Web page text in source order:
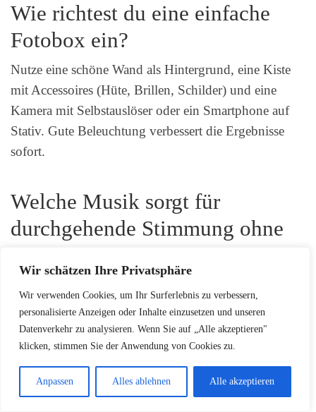
Wir schätzen Ihre Privatsphäre
Wir verwenden Cookies, um Ihr Surferlebnis zu verbessern,
personalisierte Anzeigen oder Inhalte einzusetzen und unseren
Datenverkehr zu analysieren. Wenn Sie auf „Alle akzeptieren"
klicken, stimmen Sie der Anwendung von Cookies zu.
Anpassen Alles ablehnen Alle akzeptieren
Wie richtest du eine einfache
Fotobox ein?
Nutze eine schöne Wand als Hintergrund, eine Kiste
mit Accessoires (Hüte, Brillen, Schilder) und eine
Kamera mit Selbstauslöser oder ein Smartphone auf
Stativ. Gute Beleuchtung verbessert die Ergebnisse
sofort.
Welche Musik sorgt für
durchgehende Stimmung ohne
Abendstimmung, Party Höhepunkt und Chill‑Out.
Mixe bekannte Hits von Bands wie ABBA, Queen,
Dua Lipa oder Ed Sheeran, abhängig vom Publikum.
Wie planst du das Essen für